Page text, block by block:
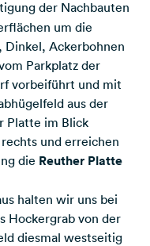
der Nachbauten
um die
Dinkel, Ackerbohnen
Parkplatz der
vorbeiführt und mit
aus der
Platte im Blick
und erreichen
die Reuther Platte
halten wir uns bei
Hockergrab von der
diesmal westseitig